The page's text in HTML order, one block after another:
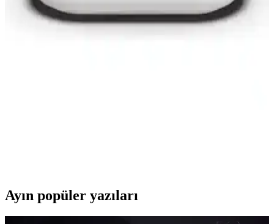
Ezere X6 ve Robeve 400 ml Hava Nemlendiricilerin
Karşılaştırması ve Seçim Rehberi
Ayın popüler yazıları